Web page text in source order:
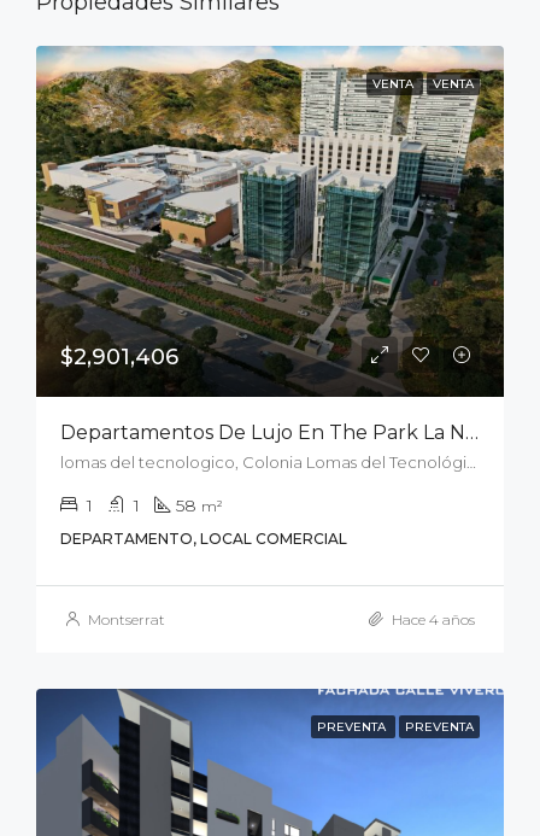
VENTA VENTA
$2,901,406
Departamentos De Lujo En The Park La Nueva Zona Residencia En San Luis
1 1 58 m²
DEPARTAMENTO, LOCAL COMERCIAL
Montserrat Hace 4 años
PREVENTA PREVENTA